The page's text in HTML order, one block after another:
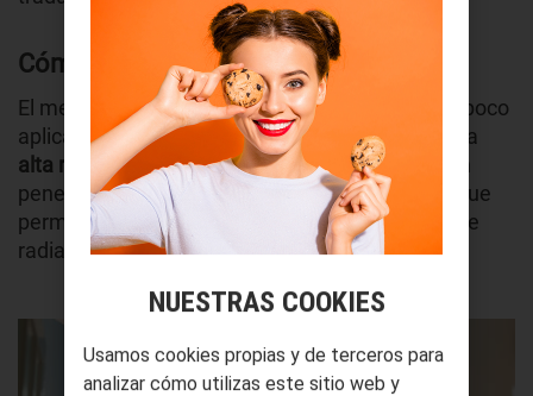
Cómo funciona exactamente
El mecanismo se basa en dos principios físicos poco
aplicados en el ámbito doméstico hasta ahora: la
alta reflectancia solar, que evita que la radiación
penetre en el material y la
emisividad térmica
, que
permite expulsar el calor acumulado en forma de
radiación infrarroja.
NUESTRAS COOKIES
Usamos cookies propias y de terceros para
analizar cómo utilizas este sitio web y